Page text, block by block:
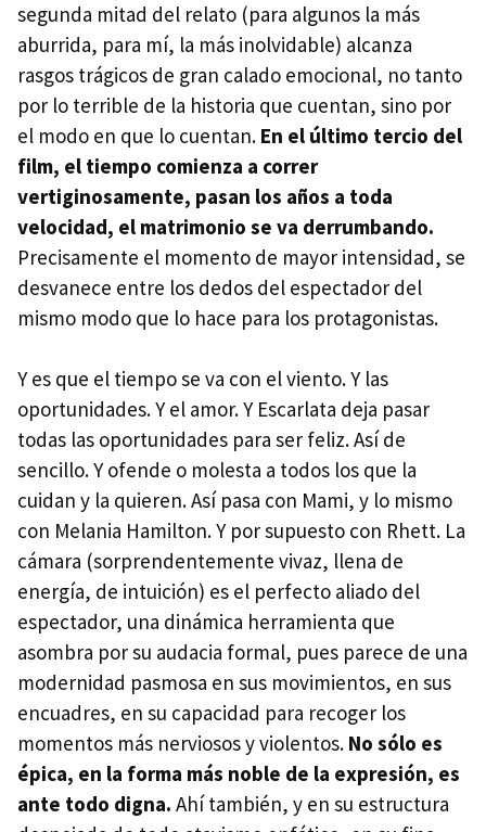
segunda mitad del relato (para algunos la más
aburrida, para mí, la más inolvidable) alcanza
rasgos trágicos de gran calado emocional, no tanto
por lo terrible de la historia que cuentan, sino por
el modo en que lo cuentan. En el último tercio del
film, el tiempo comienza a correr
vertiginosamente, pasan los años a toda
velocidad, el matrimonio se va derrumbando.
Precisamente el momento de mayor intensidad, se
desvanece entre los dedos del espectador del
mismo modo que lo hace para los protagonistas.
Y es que el tiempo se va con el viento. Y las
oportunidades. Y el amor. Y Escarlata deja pasar
todas las oportunidades para ser feliz. Así de
sencillo. Y ofende o molesta a todos los que la
cuidan y la quieren. Así pasa con Mami, y lo mismo
con Melania Hamilton. Y por supuesto con Rhett. La
cámara (sorprendentemente vivaz, llena de
energía, de intuición) es el perfecto aliado del
espectador, una dinámica herramienta que
asombra por su audacia formal, pues parece de una
modernidad pasmosa en sus movimientos, en sus
encuadres, en su capacidad para recoger los
momentos más nerviosos y violentos. No sólo es
épica, en la forma más noble de la expresión, es
ante todo digna. Ahí también, y en su estructura